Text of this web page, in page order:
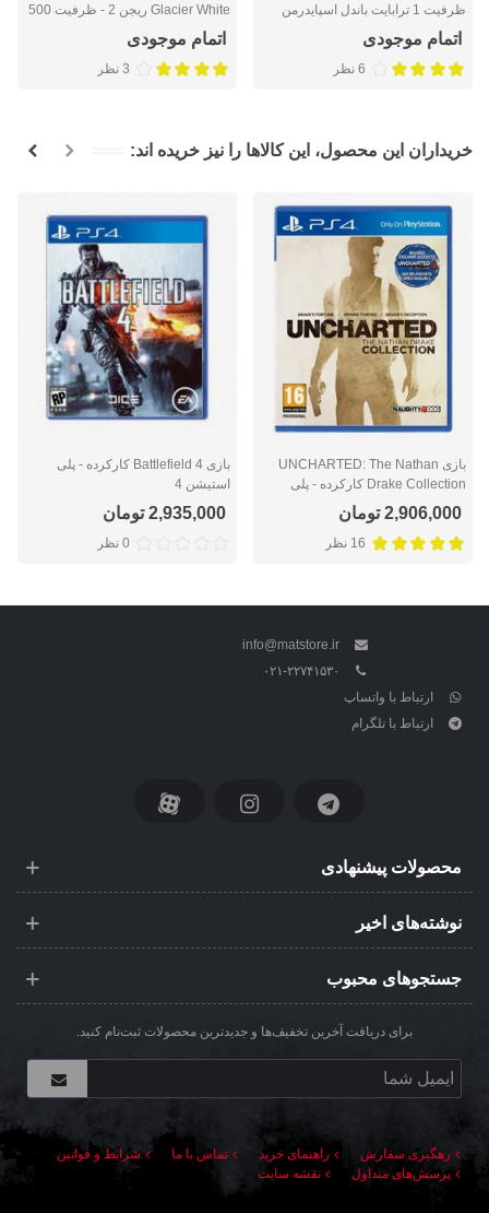
ظرفیت 1 ترابایت باندل اسپایدرمن
Man Bundle Limited Edition
اتمام موجودی
6 نظر
Glacier White ریجن 2 - ظرفیت 500
گیگابایت
اتمام موجودی
3 نظر
خریداران این محصول، این کالاها را نیز خریده اند:
بازی UNCHARTED: The Nathan
Drake Collection کارکرده - پلی
استیشن 4
2,906,000 تومان
16 نظر
بازی Battlefield 4 کارکرده - پلی
استیشن 4
2,935,000 تومان
0 نظر
info@matstore.ir
۰۲۱-۲۲۷۴۱۵۳۰
ارتباط با واتساپ
ارتباط با تلگرام
محصولات پیشنهادی
نوشته‌های اخیر
جستجوهای محبوب
برای دریافت آخرین تخفیف‌ها و جدیدترین محصولات ثبت‌نام کنید.
رهگیری سفارش راهنمای خرید تماس با ما
شرایط و قوانین
پرسش‌های متداول
نقشه سایت